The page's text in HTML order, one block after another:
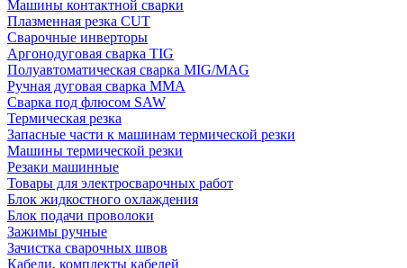
Машины контактной сварки
Плазменная резка CUT
Сварочные инверторы
Аргонодуговая сварка TIG
Полуавтоматическая сварка MIG/MAG
Ручная дуговая сварка MMA
Сварка под флюсом SAW
Термическая резка
Запасные части к машинам термической резки
Машины термической резки
Резаки машинные
Товары для электросварочных работ
Блок жидкостного охлаждения
Блок подачи проволоки
Зажимы ручные
Зачистка сварочных швов
Кабели, комплекты кабелей